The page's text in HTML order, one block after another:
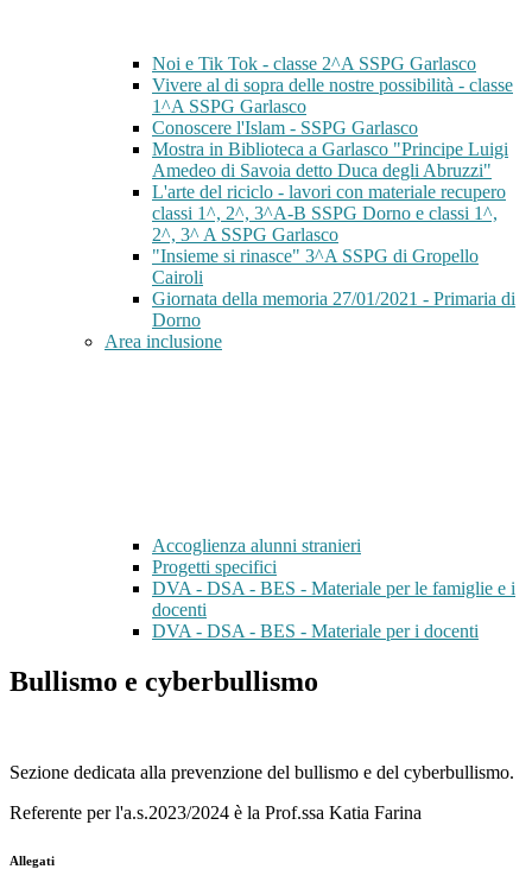
Noi e Tik Tok - classe 2^A SSPG Garlasco
Vivere al di sopra delle nostre possibilità - classe
1^A SSPG Garlasco
Conoscere l'Islam - SSPG Garlasco
Mostra in Biblioteca a Garlasco "Principe Luigi
Amedeo di Savoia detto Duca degli Abruzzi"
L'arte del riciclo - lavori con materiale recupero
classi 1^, 2^, 3^A-B SSPG Dorno e classi 1^,
2^, 3^ A SSPG Garlasco
"Insieme si rinasce" 3^A SSPG di Gropello
Cairoli
Giornata della memoria 27/01/2021 - Primaria di
Dorno
Area inclusione
Accoglienza alunni stranieri
Progetti specifici
DVA - DSA - BES - Materiale per le famiglie e i
docenti
DVA - DSA - BES - Materiale per i docenti
Bullismo e cyberbullismo
Sezione dedicata alla prevenzione del bullismo e del cyberbullismo.
Referente per l'a.s.2023/2024 è la Prof.ssa Katia Farina
Allegati